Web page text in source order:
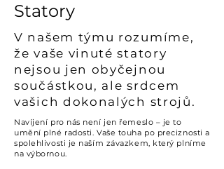
Statory
V našem týmu rozumíme,
že vaše vinuté statory
nejsou jen obyčejnou
součástkou, ale srdcem
vašich dokonalých strojů.
Navíjení pro nás není jen řemeslo – je to
umění plné radosti. Vaše touha po preciznosti a
spolehlivosti je naším závazkem, který plníme
na výbornou.